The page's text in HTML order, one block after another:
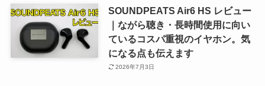
SOUNDPEATS Air6 HS レビュー
｜ながら聴き・長時間使用に向い
ているコスパ重視のイヤホン。気
になる点も伝えます
2026年7月3日